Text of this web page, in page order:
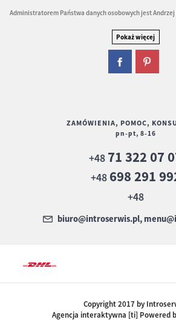
Administratorem Państwa danych osobowych jest
ZAMÓWIENIA, POMOC,
pn-pt, 8-16
+48 71 322 07
+48 698 291
+48
biuro@introserwis.pl,
Copyright 2017 by
Agencja interaktywna [ti] Powered